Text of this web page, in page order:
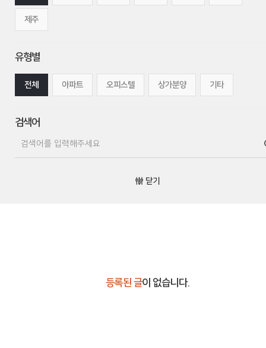
제주
유형별
전체 아파트 오피스텔 상가분양 기타
검색어
닫기
등록된 글이 없습니다.